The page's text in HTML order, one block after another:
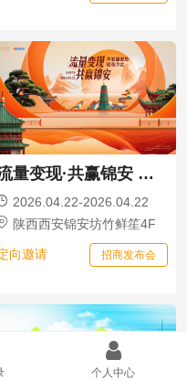
流量变现·共赢锦安 锦安坊招商沙龙活动
2026.04.22-2026.04.22
陕西西安锦安坊竹鲜笙4F
向邀请 招商发布会
个人中心